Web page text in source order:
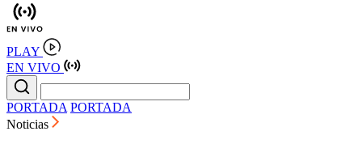
PLAY
EN VIVO
PORTADA PORTADA
Noticias